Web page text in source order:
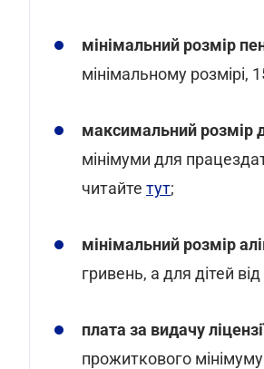
мінімальний розмір
мінімальному розмірі,
максимальний розмір
мінімуми для
читайте тут;
мінімальний розмір
гривень, а для дітей
плата за видачу
прожиткового